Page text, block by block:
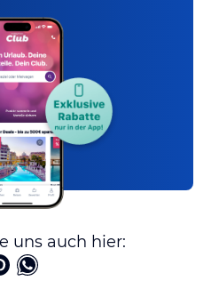
uns auch hier: